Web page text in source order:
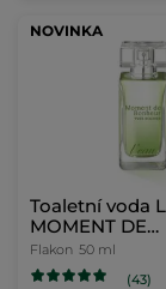
NOVINKA
Toaletní voda
MOMENT DE
BONHEUR
Flakon 50 ml
(43)